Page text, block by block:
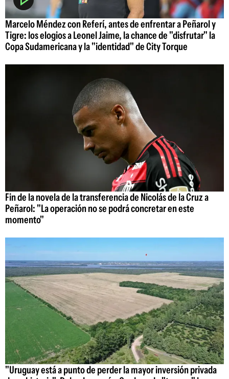
Marcelo Méndez con Referí, antes de enfrentar a Peñarol y
Tigre: los elogios a Leonel Jaime, la chance de "disfrutar" la
Copa Sudamericana y la "identidad" de City Torque
Fin de la novela de la transferencia de Nicolás de la Cruz a
Peñarol: "La operación no se podrá concretar en este
momento"
"Uruguay está a punto de perder la mayor inversión privada